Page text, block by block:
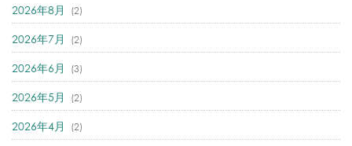
2026年8月 (2)
2026年7月 (2)
2026年6月 (3)
2026年5月 (2)
2026年4月 (2)